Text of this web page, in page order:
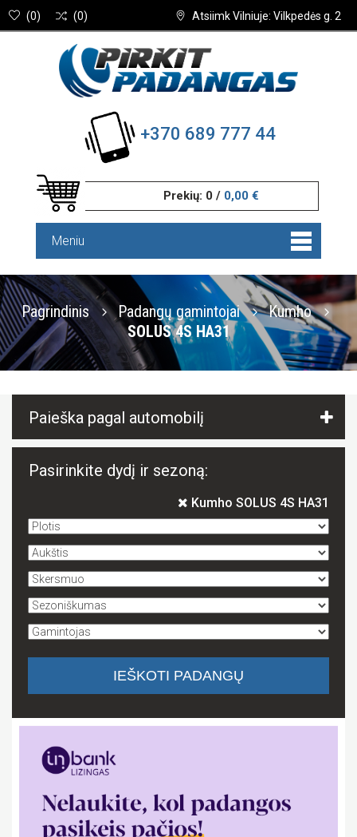
Atsiimk Vilniuje: Vilkpedės g. 2
(0) (0)
+370 689 777 44
Prekių: 0 / 0,00 €
Meniu
Pagrindinis Padangų gamintojai
Kumho
SOLUS 4S HA31
Paieška pagal automobilį
Pasirinkite dydį ir sezoną:
Kumho SOLUS 4S HA31